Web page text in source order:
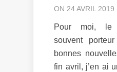
ON 24 AVRIL 2019
Pour moi, le
souvent
bonnes
fin avril, j’en ai